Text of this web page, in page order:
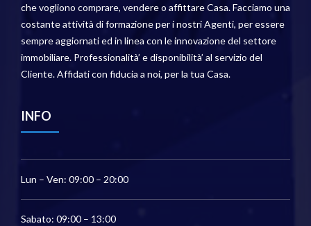
che vogliono comprare, vendere o affittare Casa. Facciamo una
costante attività di formazione per i nostri Agenti, per essere
sempre aggiornati ed in linea con le innovazione del settore
immobiliare. Professionalità’ e disponibilità’ al servizio del
Cliente. Affidati con fiducia a noi, per la tua Casa.
INFO
Lun – Ven: 09:00 – 20:00
Sabato: 09:00 – 13:00